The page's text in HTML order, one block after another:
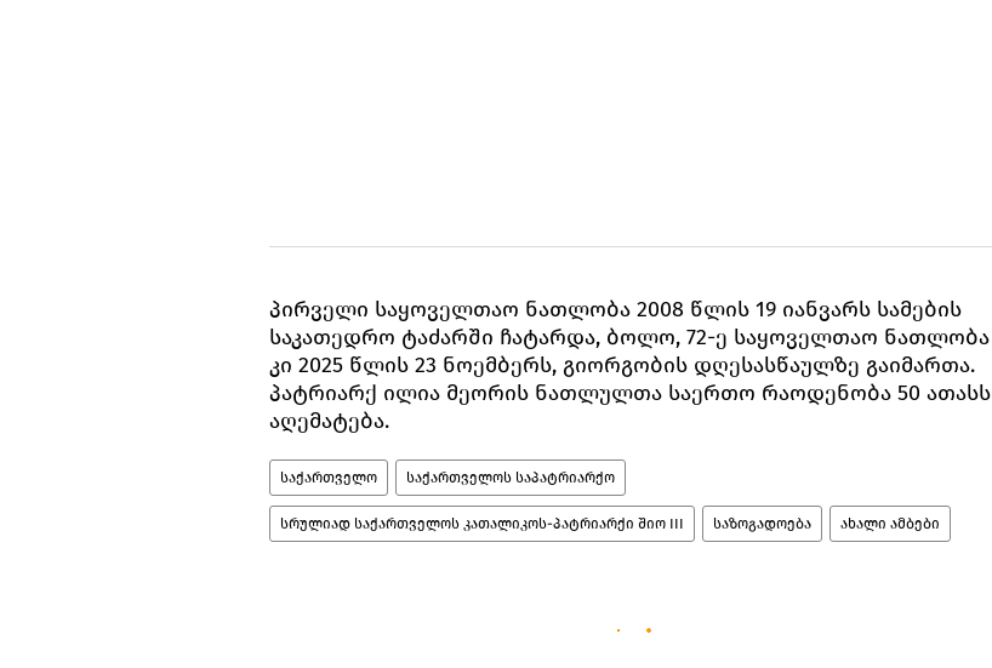
პირველი საყოველთაო ნათლობა 2008 წლის 19 იანვარს სამების
საკათედრო ტაძარში ჩატარდა, ბოლო, 72-ე საყოველთაო ნათლობა
კი 2025 წლის 23 ნოემბერს, გიორგობის დღესასწაულზე გაიმართა.
პატრიარქ ილია მეორის ნათლულთა საერთო რაოდენობა 50 ათასს
აღემატება.
საქართველო საქართველოს საპატრიარქო
სრულიად საქართველოს კათალიკოს-პატრიარქი შიო III საზოგადოება ახალი ამბები